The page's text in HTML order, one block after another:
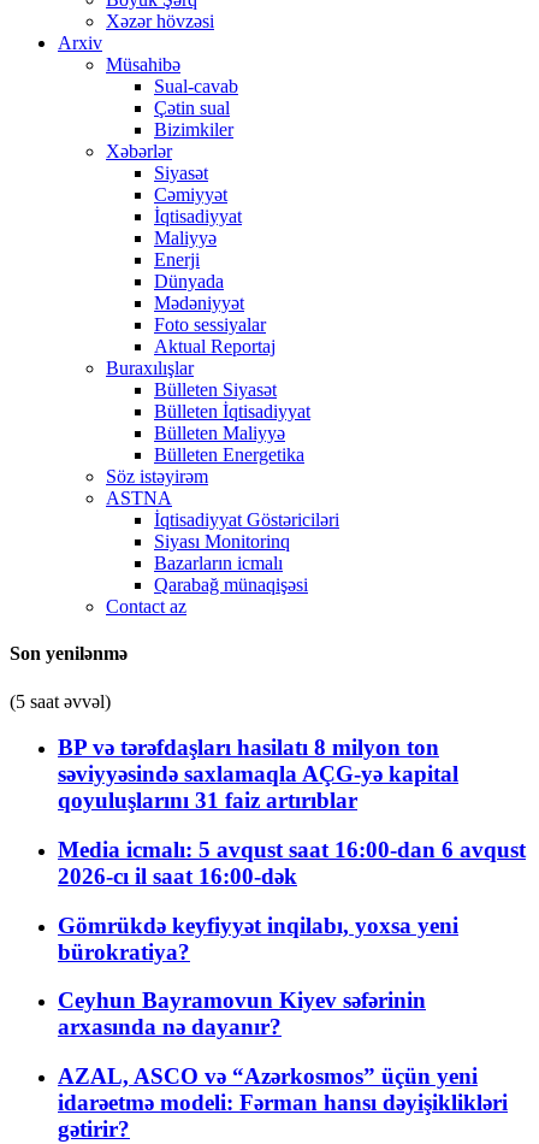
Xəzər hövzəsi
Arxiv
Müsahibə
Sual-cavab
Çətin sual
Bizimkiler
Xəbərlər
Siyasət
Cəmiyyət
İqtisadiyyat
Maliyyə
Enerji
Dünyada
Mədəniyyət
Foto sessiyalar
Aktual Reportaj
Buraxılışlar
Bülleten Siyasət
Bülleten İqtisadiyyat
Bülleten Maliyyə
Bülleten Energetika
Söz istəyirəm
ASTNA
İqtisadiyyat Göstəriciləri
Siyası Monitorinq
Bazarların icmalı
Qarabağ münaqişəsi
Contact az
Son yenilənmə
(5 saat əvvəl)
BP və tərəfdaşları hasilatı 8 milyon ton
səviyyəsində saxlamaqla AÇG-yə kapital
qoyuluşlarını 31 faiz artırıblar
Media icmalı: 5 avqust saat 16:00-dan 6 avqust
2026-cı il saat 16:00-dək
Gömrükdə keyfiyyət inqilabı, yoxsa yeni
bürokratiya?
Ceyhun Bayramovun Kiyev səfərinin
arxasında nə dayanır?
AZAL, ASCO və “Azərkosmos” üçün yeni
idarəetmə modeli: Fərman hansı dəyişiklikləri
gətirir?